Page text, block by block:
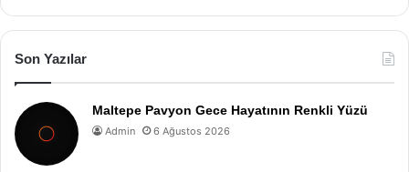
Son Yazılar
Maltepe Pavyon Gece Hayatının Renkli Yüzü
Admin 6 Ağustos 2026